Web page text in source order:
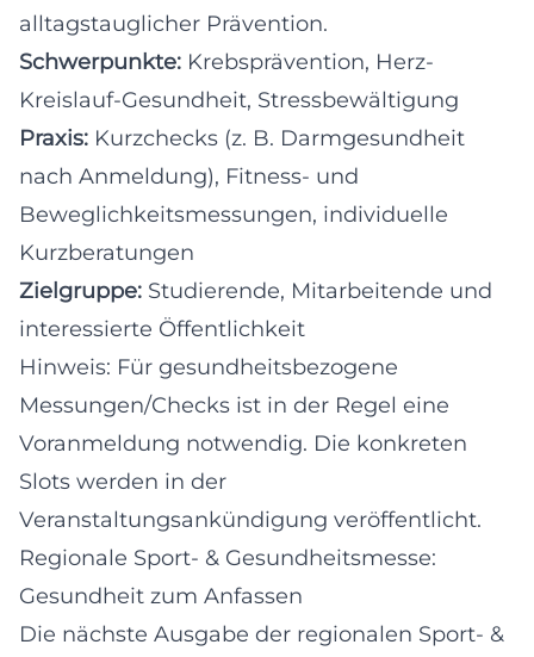
alltagstauglicher Prävention.
Schwerpunkte: Krebsprävention, Herz-
Kreislauf-Gesundheit, Stressbewältigung
Praxis: Kurzchecks (z. B. Darmgesundheit
nach Anmeldung), Fitness- und
Beweglichkeitsmessungen, individuelle
Kurzberatungen
Zielgruppe: Studierende, Mitarbeitende und
interessierte Öffentlichkeit
Hinweis: Für gesundheitsbezogene
Messungen/Checks ist in der Regel eine
Voranmeldung notwendig. Die konkreten
Slots werden in der
Veranstaltungsankündigung veröffentlicht.
Regionale Sport- & Gesundheitsmesse:
Gesundheit zum Anfassen
Die nächste Ausgabe der regionalen Sport- &